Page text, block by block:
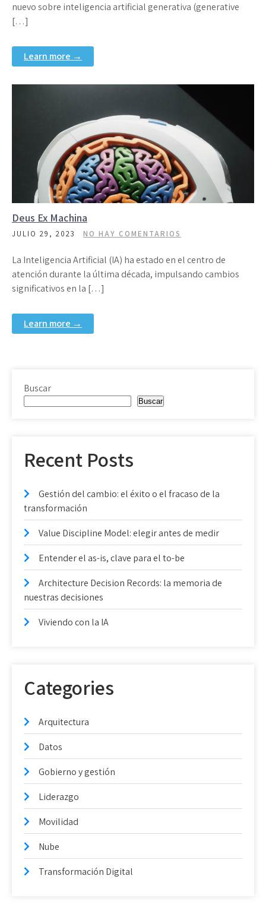
nuevo sobre inteligencia artificial generativa (generative
[…]
Learn more →
Deus Ex Machina
JULIO 29, 2023 NO HAY COMENTARIOS
La Inteligencia Artificial (IA) ha estado en el centro de
atención durante la última década, impulsando cambios
significativos en la […]
Learn more →
Buscar
Buscar
Recent Posts
Gestión del cambio: el éxito o el fracaso de la
transformación
Value Discipline Model: elegir antes de medir
Entender el as-is, clave para el to-be
Architecture Decision Records: la memoria de
nuestras decisiones
Viviendo con la IA
Categories
Arquitectura
Datos
Gobierno y gestión
Liderazgo
Movilidad
Nube
Transformación Digital